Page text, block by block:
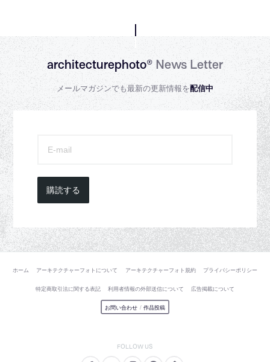
architecturephoto®News Letter
メールマガジンでも最新の更新情報を配信中
購読する
ホーム アーキテクチャーフォトについて アーキテクチャーフォト規約 プライバシーポリシー
特定商取引法に関する表記 利用者情報の外部送信について 広告掲載について
お問い合わせ / 作品投稿